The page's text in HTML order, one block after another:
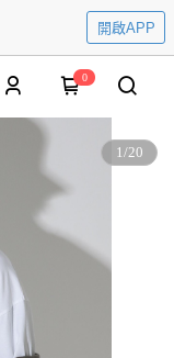
開啟APP
0
1/20